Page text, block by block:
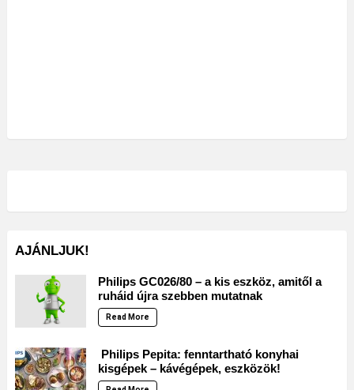
AJÁNLJUK!
Philips GC026/80 – a kis eszköz, amitől a
ruháid újra szebben mutatnak
Read More
Philips Pepita: fenntartható konyhai
kisgépek – kávégépek, eszközök!